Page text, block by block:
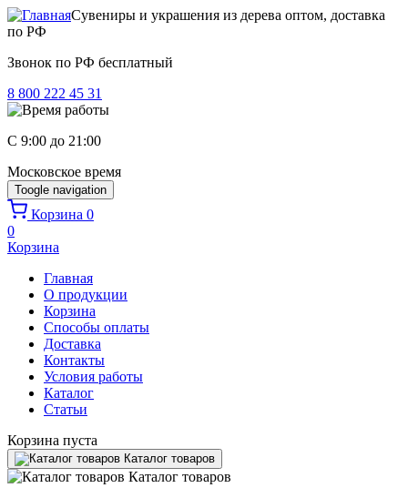
Перейти к основному содержанию
Сувениры и украшения из дерева оптом, доставка
по РФ
Звонок по РФ бесплатный
8 800 222 45 31
C 9:00 до 21:00
Московское время
Toogle navigation
Корзина 0
0
Корзина
Главная
О продукции
Корзина
Способы оплаты
Доставка
Контакты
Условия работы
Каталог
Статьи
Корзина пуста
Каталог товаров
Каталог товаров